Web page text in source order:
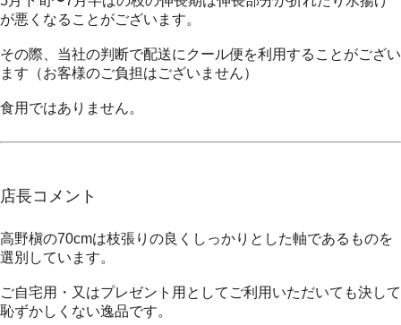
が悪くなることがございます。
その際、当社の判断で配送にクール便を利用することがござい
ます（お客様のご負担はございません）
食用ではありません。
店長コメント
高野槇の70cmは枝張りの良くしっかりとした軸であるものを
選別しています。
ご自宅用・又はプレゼント用としてご利用いただいても決して
恥ずかしくない逸品です。